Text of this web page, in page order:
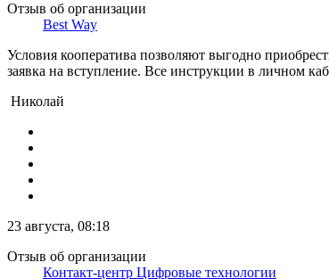
Отзыв об организации
Best Way
Условия кооператива позволяют выгодно
заявка на вступление. Все инструкции в личном
Николай
23 августа, 08:18
Отзыв об организации
Контакт-центр Цифровые технологии